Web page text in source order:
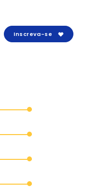
Inscreva-se